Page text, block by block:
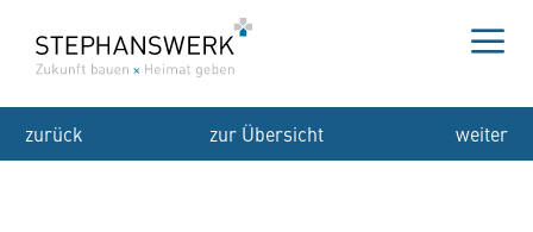
Inhalt
springen
zurück zur Übersicht weiter